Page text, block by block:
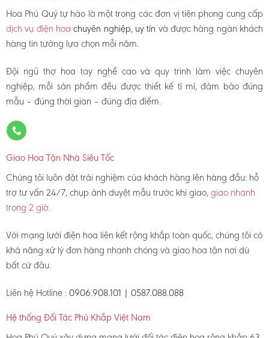
Hoa Phú Quý tự hào là một trong các đơn vị tiên phong cung cấp
dịch vụ điện hoachuyên nghiệp, uy tín và được hàng ngàn khách
hàng tin tưởng lựa chọn mỗi năm.
Đội ngũ thợ hoa tay nghề cao và quy trình làm việc chuyên
nghiệp, mỗi sản phẩm đều được thiết kế tỉ mỉ, đảm bảo đúng
mẫu – đúng thời gian – đúng địa điểm.
Giao Hoa Tận Nhà Siêu Tốc
Chúng tôi luôn đặt trải nghiệm của khách hàng lên hàng đầu: hỗ
trợ tư vấn 24/7, chụp ảnh duyệt mẫu trước khi giao,giao nhanh
trong 2 giờ.
Với mạng lưới điện hoa liên kết rộng khắp toàn quốc, chúng tôi có
khả năng xử lý đơn hàng nhanh chóng và giao hoa tận nơi dù
bất cứ đâu.
Liên hệ Hotline : 0906.908.101 | 0587.088.088
Hệ thống Đối Tác Phủ Khắp Việt Nam